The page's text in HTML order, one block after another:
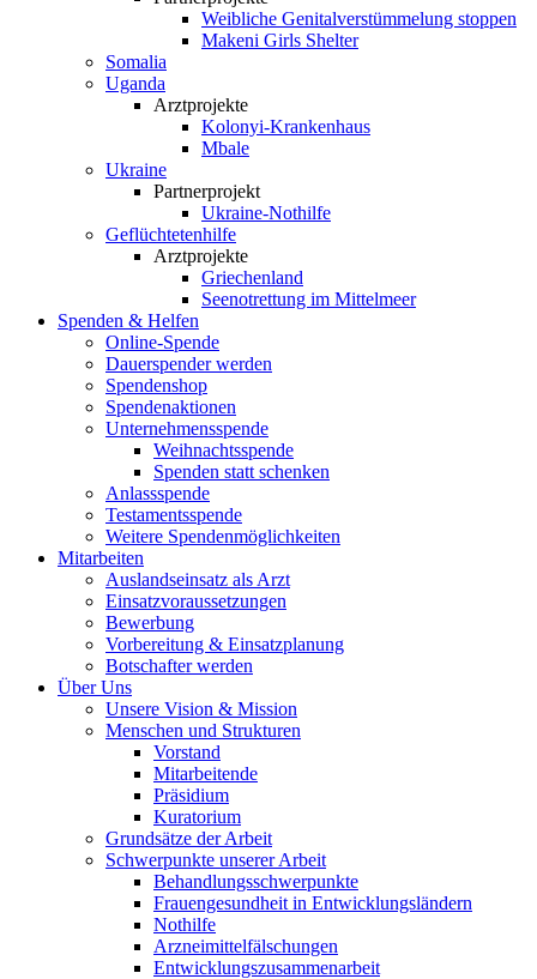
Weibliche Genital­verstümmelung stoppen
Makeni Girls Shelter
Somalia
Uganda
Arztprojekte
Kolonyi-Krankenhaus
Mbale
Ukraine
Partnerprojekt
Ukraine-Nothilfe
Geflüchtetenhilfe
Arztprojekte
Griechenland
Seenotrettung im Mittelmeer
Spenden & Helfen
Online-Spende
Dauerspender werden
Spendenshop
Spendenaktionen
Unternehmens­spende
Weihnachtsspende
Spenden statt schenken
Anlassspende
Testamentsspende
Weitere Spenden­möglichkeiten
Mitarbeiten
Auslandseinsatz als Arzt
Einsatzvoraussetzungen
Bewerbung
Vorbereitung & Einsatzplanung
Botschafter werden
Über Uns
Unsere Vision & Mission
Menschen und Strukturen
Vorstand
Mitarbeitende
Präsidium
Kuratorium
Grundsätze der Arbeit
Schwerpunkte unserer Arbeit
Behandlungs­schwerpunkte
Frauengesundheit in Entwicklungsländern
Nothilfe
Arzneimittel­fälschungen
Entwicklungs­zusammenarbeit